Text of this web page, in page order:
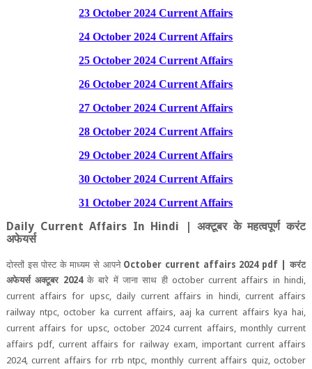
23 October 2024 Current Affairs
24 October 2024 Current Affairs
25 October 2024 Current Affairs
26 October 2024 Current Affairs
27 October 2024 Current Affairs
28 October 2024 Current Affairs
29 October 2024 Current Affairs
30 October 2024 Current Affairs
31 October 2024 Current Affairs
Daily Current Affairs In Hindi |अक्‍टूबर के महत्‍वपूर्ण करंट
अफेयर्स
दोस्‍तों इस पोस्‍ट के माध्‍यम से आपने October current affairs 2024 pdf |करंट
अफेयर्सअक्‍टूबर 2024 के बारे में जाना साथ ही october current affairs in hindi,
current affairs for upsc, daily current affairs in hindi, current affairs
railway ntpc, october ka current affairs, aaj ka current affairs kya hai,
current affairs for upsc, october 2024 current affairs, monthly current
affairs pdf, current affairs for railway exam, important current affairs
2024, current affairs for rrb ntpc, monthly current affairs quiz, october